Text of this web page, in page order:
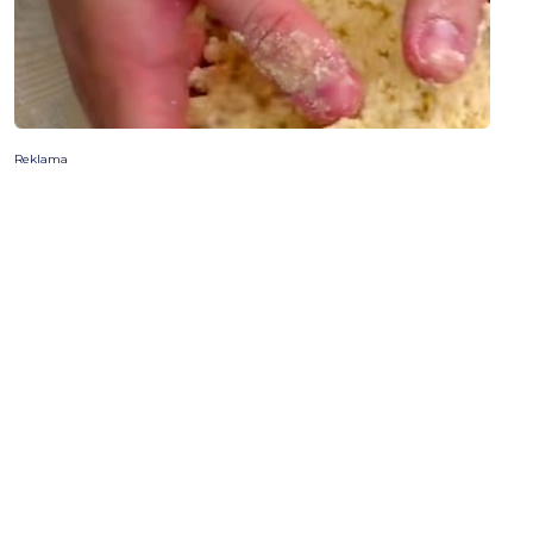
Reklama